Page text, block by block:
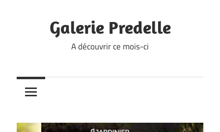
Galerie Predelle
A découvrir ce mois-ci